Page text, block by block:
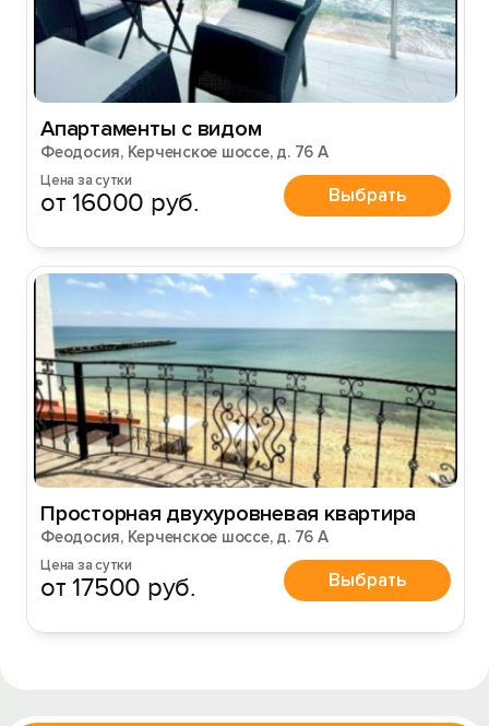
Апартаменты с видом
Феодосия, Керченское шоссе, д. 76 А
Цена за сутки
от 16000 руб. Выбрать
Просторная двухуровневая квартира
Феодосия, Керченское шоссе, д. 76 А
Цена за сутки
от 17500 руб. Выбрать